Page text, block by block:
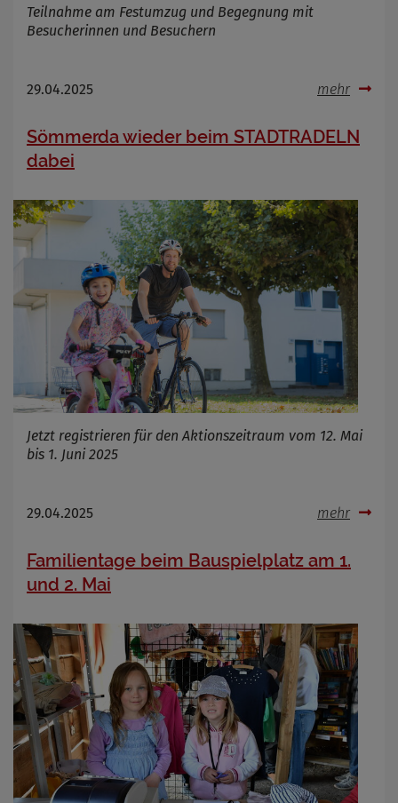
Teilnahme am Festumzug und Begegnung mit
Besucherinnen und Besuchern
29.04.2025 mehr
Sömmerda wieder beim STADTRADELN
dabei
Jetzt registrieren für den Aktionszeitraum vom 12. Mai
bis 1. Juni 2025
29.04.2025 mehr
Familientage beim Bauspielplatz am 1.
und 2. Mai